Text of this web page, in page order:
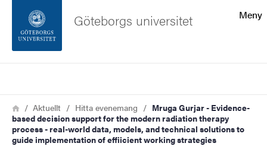
Sidfoten
Om webbplatsen
Meny
Göteborgs universitet
Länkstig
HemAktuellt Hitta evenemang
Mruga Gurjar - Evidence-
based decision support for the modern radiation therapy
process - real-world data, models, and technical solutions to
guide implementation of effiicient working strategies